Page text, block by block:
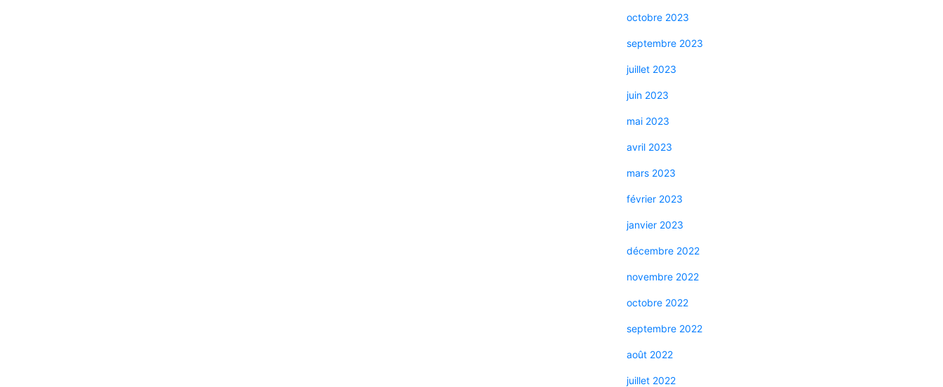
octobre 2023
septembre 2023
juillet 2023
juin 2023
mai 2023
avril 2023
mars 2023
février 2023
janvier 2023
décembre 2022
novembre 2022
octobre 2022
septembre 2022
août 2022
juillet 2022